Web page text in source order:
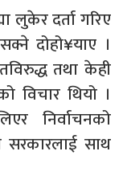
दर्ता गरिए
दोहो¥याए ।
तथा केही
विचार थियो ।
निर्वाचनको
सरकारलाई साथ